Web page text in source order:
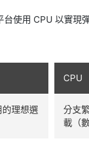
台使用 CPU 以實現
CPU
理想選
分支
載（